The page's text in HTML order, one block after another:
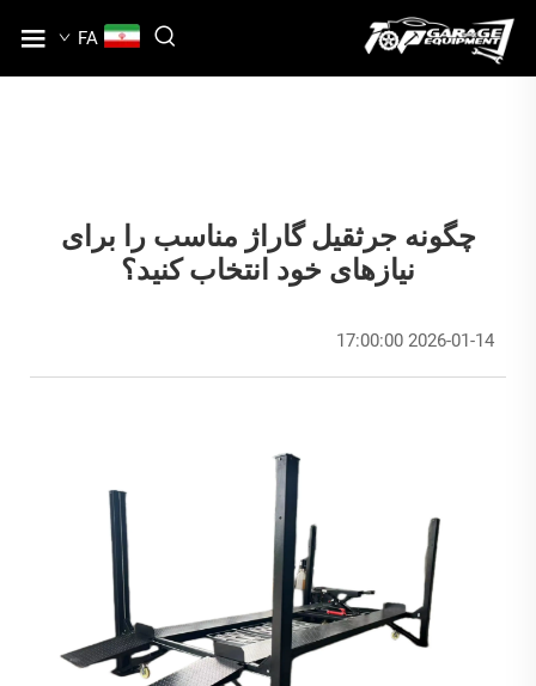
FA
چگونه جرثقیل گاراژ مناسب را برای
نیازهای خود انتخاب کنید؟
2026-01-14 17:00:00